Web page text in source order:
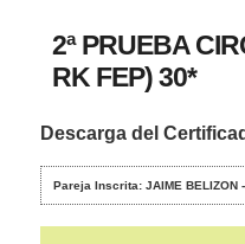
2ª PRUEBA
RK FEP) 30*
Descarga del
Pareja Inscrita: JAIME BELIZON